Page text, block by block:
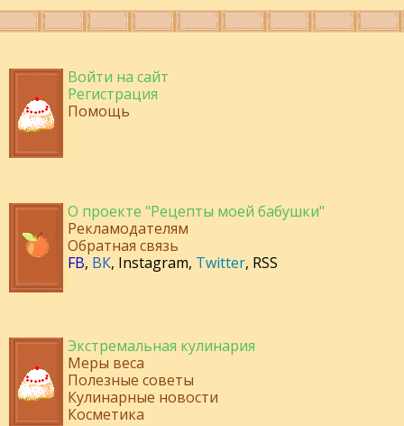
Войти на сайт
Регистрация
Помощь
О проекте "Рецепты моей бабушки"
Рекламодателям
Обратная связь
FB, ВК, Instagram, Twitter, RSS
Экстремальная кулинария
Меры веса
Полезные советы
Кулинарные новости
Косметика